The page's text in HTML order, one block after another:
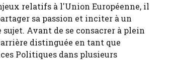
relatifs à l'Union Européenne, il
sa passion et inciter à un
Avant de se consacrer à plein
distinguée en tant que
Politiques dans plusieurs